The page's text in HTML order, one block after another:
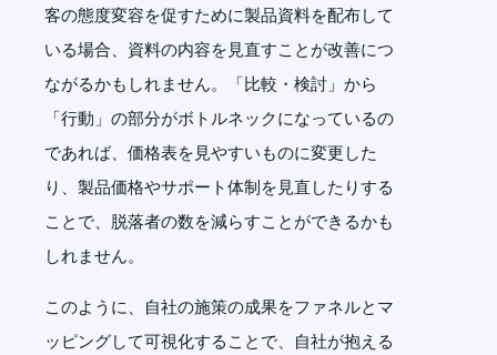
客の態度変容を促すために製品資料を配布して
いる場合、資料の内容を見直すことが改善につ
ながるかもしれません。「比較・検討」から
「行動」の部分がボトルネックになっているの
であれば、価格表を見やすいものに変更した
り、製品価格やサポート体制を見直したりする
ことで、脱落者の数を減らすことができるかも
しれません。
このように、自社の施策の成果をファネルとマ
ッピングして可視化することで、自社が抱える